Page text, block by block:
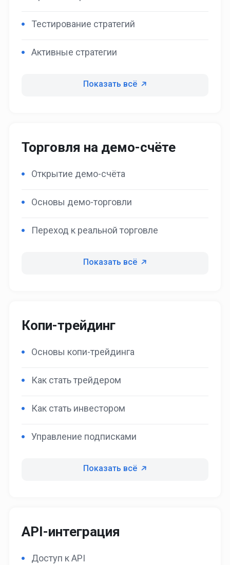
Тестирование стратегий
Активные стратегии
Показать всё
Торговля на демо-счёте
Открытие демо-счёта
Основы демо-торговли
Переход к реальной торговле
Показать всё
Копи-трейдинг
Основы копи-трейдинга
Как стать трейдером
Как стать инвестором
Управление подписками
Показать всё
API-интеграция
Доступ к API